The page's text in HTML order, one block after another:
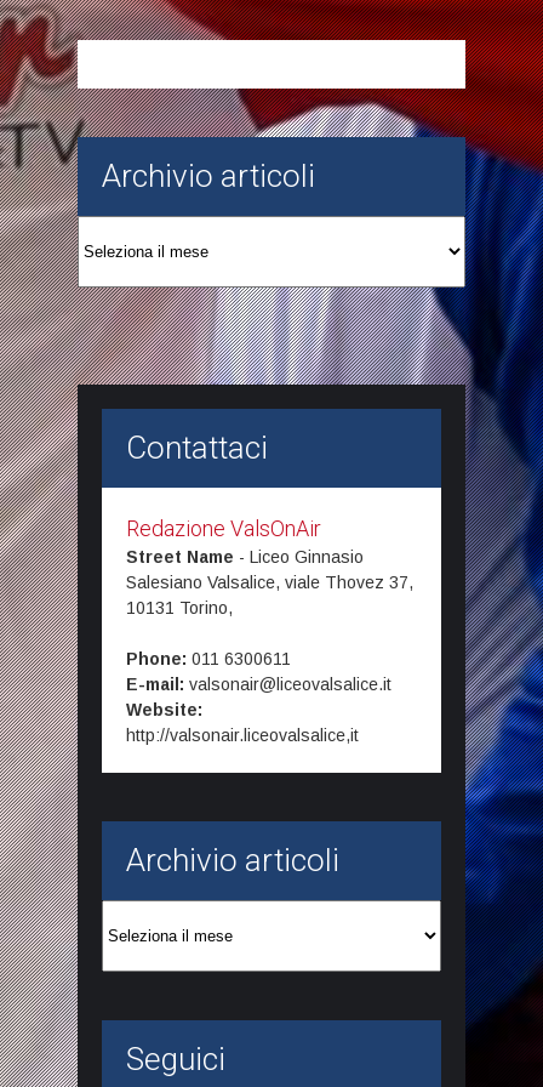
Archivio articoli
Archivio
articoli
Contattaci
Redazione ValsOnAir
Street Name - Liceo Ginnasio
Salesiano Valsalice, viale Thovez 37,
10131 Torino,
Phone: 011 6300611
E-mail: valsonair@liceovalsalice.it
Website:
http://valsonair.liceovalsalice,it
Archivio articoli
articoli
Seguici